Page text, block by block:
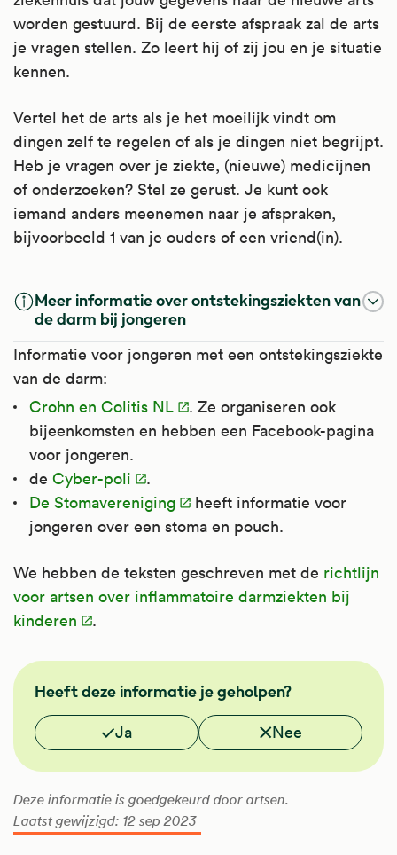
worden gestuurd. Bij de eerste afspraak zal de arts
je vragen stellen. Zo leert hij of zij jou en je situatie
kennen.
Vertel het de arts als je het moeilijk vindt om
dingen zelf te regelen of als je dingen niet begrijpt.
Heb je vragen over je ziekte, (nieuwe) medicijnen
of onderzoeken? Stel ze gerust. Je kunt ook
iemand anders meenemen naar je afspraken,
bijvoorbeeld 1 van je ouders of een vriend(in).
Meer informatie over ontstekingsziekten van
de darm bij jongeren
Informatie voor jongeren met een ontstekingsziekte
van de darm:
Crohn en Colitis NL
. Ze organiseren ook
bijeenkomsten en hebben een Facebook-pagina
voor jongeren.
de Cyber-poli
.
De Stomavereniging
heeft informatie voor
jongeren over een stoma en pouch.
We hebben de teksten geschreven met de richtlijn
voor artsen over inflammatoire darmziekten bij
kinderen
.
FMS
Heeft deze informatie je geholpen?
Vond je deze informatie nuttig?
Ja Nee
Deze informatie is goedgekeurd door artsen.
Laatst gewijzigd: 12 sep 2023